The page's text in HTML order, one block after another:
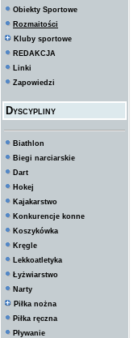
Obiekty Sportowe
Rozmaitości
Kluby sportowe
REDAKCJA
Linki
Zapowiedzi
Dyscypliny
Biathlon
Biegi narciarskie
Dart
Hokej
Kajakarstwo
Konkurencje konne
Koszykówka
Kręgle
Lekkoatletyka
Łyżwiarstwo
Narty
Piłka nożna
Piłka ręczna
Pływanie